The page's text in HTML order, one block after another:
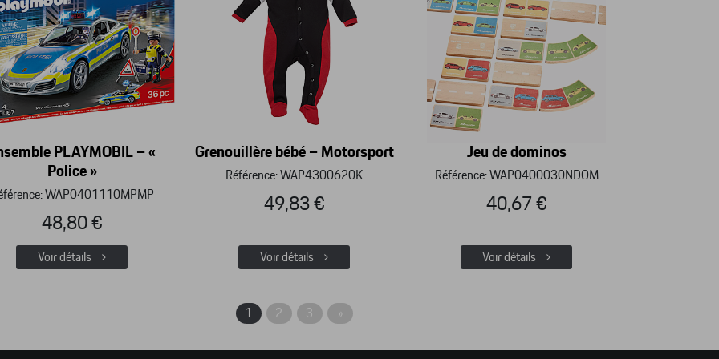
PLAYMOBIL – «
Police »
WAP0401110MPMP
48,80 €
Voir détails
Grenouillère bébé – Motorsport
Référence: WAP4300620K
49,83 €
Voir détails
Jeu de dominos
Référence: WAP0400030NDOM
40,67 €
Voir détails
1 2 3 »